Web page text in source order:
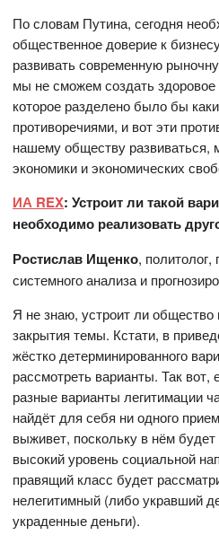
По словам Путина, сегодня
общественное доверие к
развивать современную
мы не сможем создать
которое разделено было бы
противоречиями, и вот эти
нашему обществу
экономики и экономических
ИА REX: Устроит ли такой
необходимо реализовать
Ростислав Ищенко, политолог,
системного анализа и
Я не знаю, устроит ли общество
закрытия темы. Кстати, в
жёстко детерминированного
рассмотреть варианты. Так
разные варианты легитимации
найдёт для себя ни одного
выживет, поскольку в нём будет
высокий уровень социальной
правящий класс будет
нелегитимный (либо укравший
украденные деньги).